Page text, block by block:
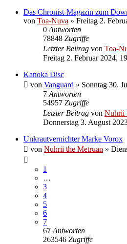
Das Chronist-Magazin zum
von Toa-Nuva » Freitag 2.
0 Antworten
78848 Zugriffe
Letzter Beitrag von Toa-
Freitag 2. Februar 2024,
Kanoka Disc
von Vanguard » Sonntag 30.
7 Antworten
54957 Zugriffe
Letzter Beitrag von Nuhrii
Donnerstag 3. August
Unkrautvernichter Marke Vorox
von Nuhrii the Metruan »
1
…
3
4
5
6
7
67 Antworten
263546 Zugriffe